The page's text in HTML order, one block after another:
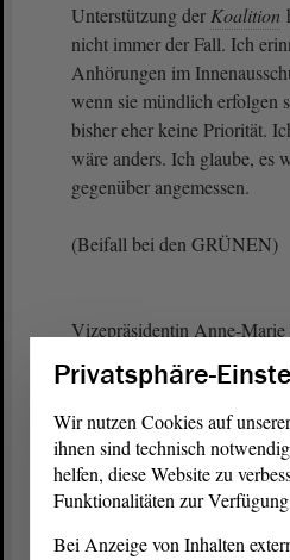
Unterstützung der Koalition
nicht immer der Fall. Ich
Anhörungen im
wenn sie mündlich erfolgen
bisher eher keine Priorität.
wäre anders. Ich glaube, es
gegenüber angemessen.
(Beifall bei den GRÜNEN)
Vizepräsidentin Anne-
Herr Striegel, lassen Sie eine
Erben zu?
Sebastian Striegel (GRÜNE):
Privatsphäre-
Wir nutzen Cookies auf
ihnen sind technisch
helfen, diese Website zu
Funktionalitäten zur
Bei Anzeige von Inhalten